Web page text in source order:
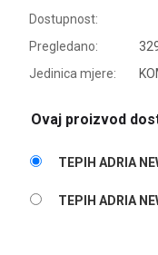
Dostupnost:
Pregledano:
Jedinica mjere:
Ovaj proizvod
TEPIH ADRIA
TEPIH ADRIA